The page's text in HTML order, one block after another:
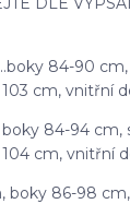
84-90
cm, vnitřní
84-94 cm,
cm, vnitřní
86-98